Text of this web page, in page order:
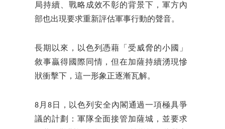
局持續、戰略成效不彰的背景下，軍方內
部也出現要求重新評估軍事行動的聲音。
長期以來，以色列憑藉「受威脅的小國」
敘事贏得國際同情，但在加薩持續湧現慘
狀衝擊下，這一形象正逐漸瓦解。
8月8日，以色列安全內閣通過一項極具爭
議的計劃：軍隊全面接管加薩城，並要求